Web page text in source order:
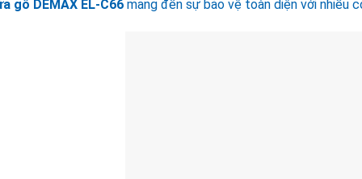
gỗ DEMAX EL-C66mang đến sự bảo vệ toàn diện với nhiều